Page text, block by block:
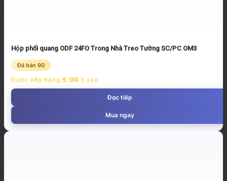
Hộp phối quang ODF 24FO Trong Nhà Treo Tường SC/PC OM3
Đã bán 90
Được xếp hạng 5.00 5 sao
Đọc tiếp
Mua ngay